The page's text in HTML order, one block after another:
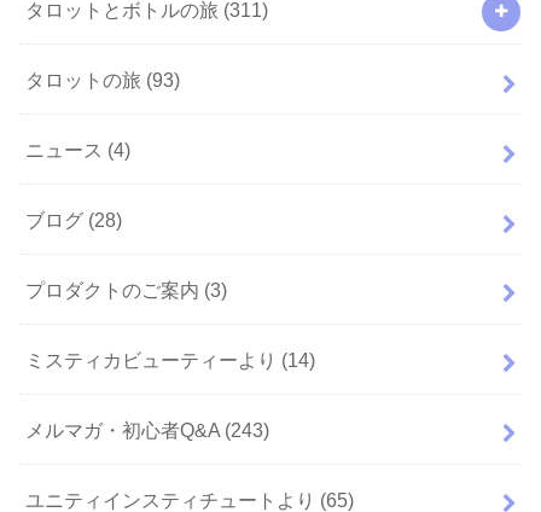
タロットとボトルの旅 (311)
タロットの旅 (93)
ニュース (4)
ブログ (28)
プロダクトのご案内 (3)
ミスティカビューティーより (14)
メルマガ・初心者Q&A (243)
ユニティインスティチュートより (65)